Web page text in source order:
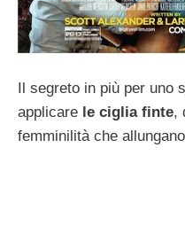
Il segreto in più per uno
applicare le ciglia finte,
femminilità che